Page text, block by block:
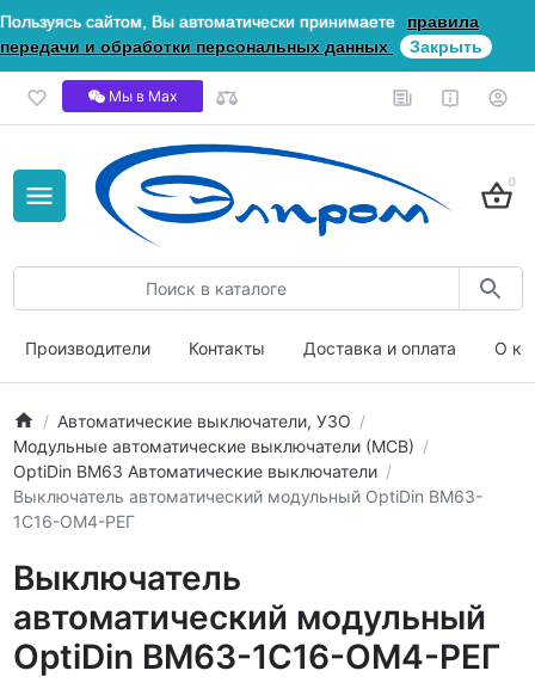
Пользуясь сайтом, Вы автоматически принимаете
правила
передачи и обработки персональных данных
Закрыть
Мы в Мах
0
Производители Контакты Доставка и оплата О
Автоматические выключатели, УЗО
Модульные автоматические выключатели (МСВ)
OptiDin ВМ63 Автоматические выключатели
Выключатель автоматический модульный OptiDin BM63-
1C16-ОМ4-РЕГ
Выключатель
автоматический модульный
OptiDin BM63-1C16-ОМ4-РЕГ